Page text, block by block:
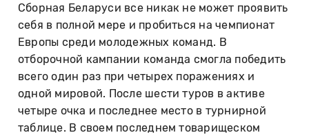
Сборная Беларуси все никак не может проявить
себя в полной мере и пробиться на чемпионат
Европы среди молодежных команд. В
отборочной кампании команда смогла победить
всего один раз при четырех поражениях и
одной мировой. После шести туров в активе
четыре очка и последнее место в турнирной
таблице. В своем последнем товарищеском